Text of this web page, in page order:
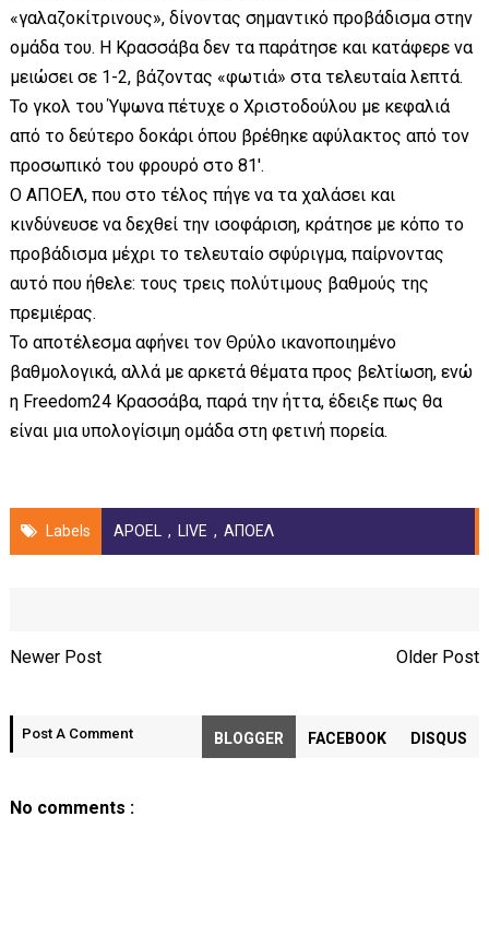
«γαλαζοκίτρινους», δίνοντας σημαντικό προβάδισμα στην
ομάδα του. Η Κρασσάβα δεν τα παράτησε και κατάφερε να
μειώσει σε 1-2, βάζοντας «φωτιά» στα τελευταία λεπτά.
Το γκολ του Ύψωνα πέτυχε ο Χριστοδούλου με κεφαλιά
από το δεύτερο δοκάρι όπου βρέθηκε αφύλακτος από τον
προσωπικό του φρουρό στο 81'.
Ο ΑΠΟΕΛ, που στο τέλος πήγε να τα χαλάσει και
κινδύνευσε να δεχθεί την ισοφάριση, κράτησε με κόπο το
προβάδισμα μέχρι το τελευταίο σφύριγμα, παίρνοντας
αυτό που ήθελε: τους τρεις πολύτιμους βαθμούς της
πρεμιέρας.
Το αποτέλεσμα αφήνει τον Θρύλο ικανοποιημένο
βαθμολογικά, αλλά με αρκετά θέματα προς βελτίωση, ενώ
η Freedom24 Κρασσάβα, παρά την ήττα, έδειξε πως θα
είναι μια υπολογίσιμη ομάδα στη φετινή πορεία.
Labels APOEL , LIVE , ΑΠΟΕΛ
Newer Post Older Post
Post A Comment BLOGGER FACEBOOK DISQUS
No comments :